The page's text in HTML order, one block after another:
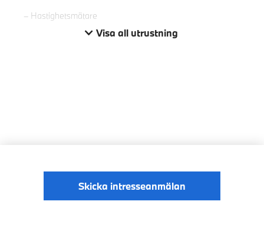
Hastighetsmätare
Visa all utrustning
Skicka intresseanmälan